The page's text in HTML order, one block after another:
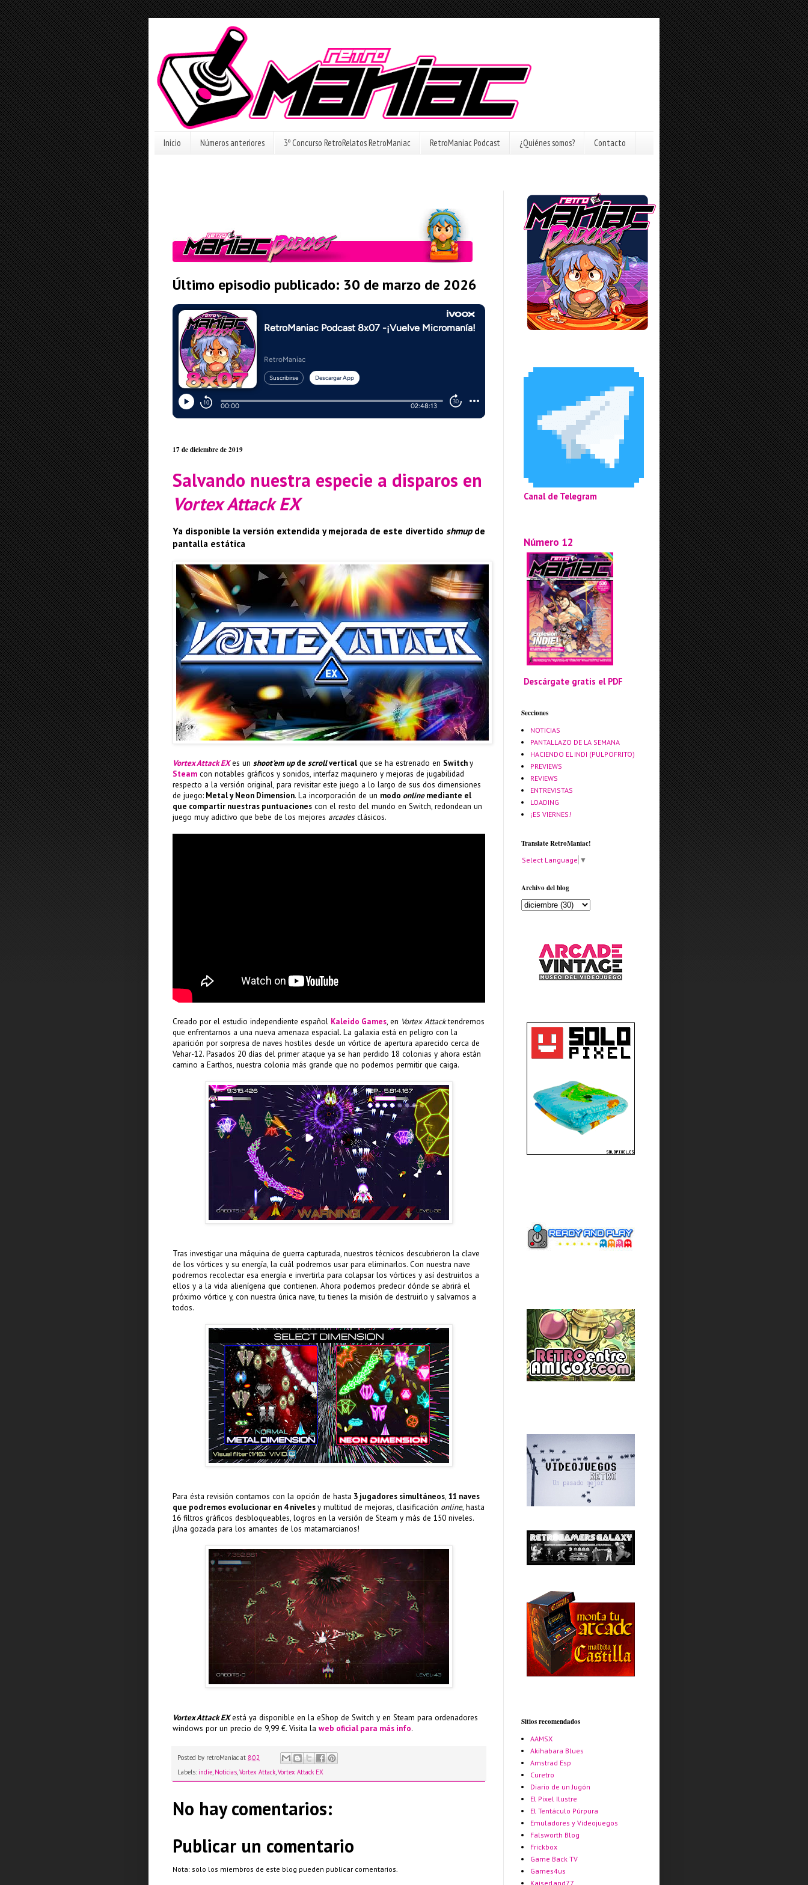
Inicio Números anteriores 3º Concurso RetroRelatos RetroManiac RetroManiac Podcast ¿Quiénes somos? Contacto
Último episodio publicado: 30 de marzo de 2026
17 de diciembre de 2019
Salvando nuestra especie a disparos en
Vortex Attack EX
Ya disponible la versión extendida y mejorada de este divertido shmup de
pantalla estática
Vortex Attack EXes un shoot'em upde scrollvertical que se ha estrenado en Switchy
Steam con notables gráficos y sonidos, interfaz maquinero y mejoras de jugabilidad
respecto a la versión original, para revisitar este juego a lo largo de sus dos dimensiones
de juego: Metal y Neon Dimension. La incorporación de un modo onlinemediante el
que compartir nuestras puntuaciones con el resto del mundo en Switch, redondean un
juego muy adictivo que bebe de los mejores arcadesclásicos.
Creado por el estudio independiente español Kaleido Games, en Vortex Attacktendremos
que enfrentarnos a una nueva amenaza espacial. La galaxia está en peligro con la
aparición por sorpresa de naves hostiles desde un vórtice de apertura aparecido cerca de
Vehar-12. Pasados 20 días del primer ataque ya se han perdido 18 colonias y ahora están
camino a Earthos, nuestra colonia más grande que no podemos permitir que caiga.
Tras investigar una máquina de guerra capturada, nuestros técnicos descubrieron la clave
de los vórtices y su energía, la cuál podremos usar para eliminarlos. Con nuestra nave
podremos recolectar esa energía e invertirla para colapsar los vórtices y así destruirlos a
ellos y a la vida alienígena que contienen. Ahora podemos predecir dónde se abrirá el
próximo vórtice y, con nuestra única nave, tu tienes la misión de destruirlo y salvarnos a
todos.
Para ésta revisión contamos con la opción de hasta 3 jugadores simultáneos, 11 naves
que podremos evolucionar en 4 nivelesy multitud de mejoras, clasificación online, hasta
16 filtros gráficos desbloqueables, logros en la versión de Steam y más de 150 niveles.
¡Una gozada para los amantes de los matamarcianos!
Vortex Attack EXestá ya disponible en la eShop de Switch y en Steam para ordenadores
windows por un precio de 9,99 €. Visita la web oficial para más info.
Posted by retroManiac at 8:02
Labels: indie, Noticias,Vortex Attack,Vortex Attack EX
No hay comentarios:
Publicar un comentario
Nota: solo los miembros de este blog pueden publicar comentarios.
Canal de Telegram
Número 12
Descárgate gratis el PDF
Secciones
NOTICIAS
PANTALLAZO DE LA SEMANA
HACIENDO EL INDI (PULPOFRITO)
PREVIEWS
REVIEWS
ENTREVISTAS
LOADING
¡ES VIERNES!
Translate RetroManiac!
Select Language ▼
Archivo del blog
Sitios recomendados
AAMSX
Akihabara Blues
Amstrad Esp
Curetro
Diario de un Jugón
El Pixel Ilustre
El Tentáculo Púrpura
Emuladores y Videojuegos
Falsworth Blog
Frickbox
Game Back TV
Games4us
Kaiserland77